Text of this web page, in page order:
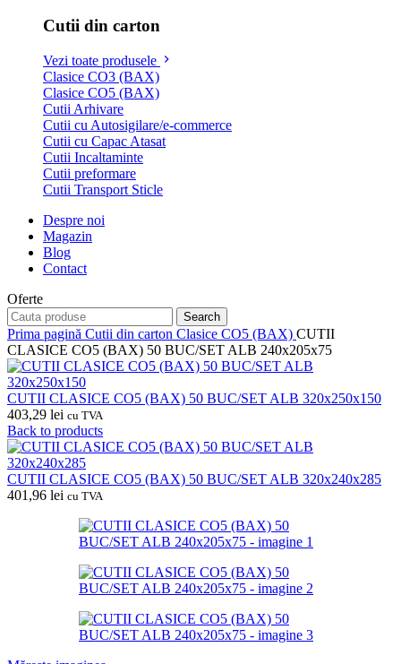
Cutii din carton
Vezi toate produsele
Clasice CO3 (BAX)
Clasice CO5 (BAX)
Cutii Arhivare
Cutii cu Autosigilare/e-commerce
Cutii cu Capac Atasat
Cutii Incaltaminte
Cutii preformare
Cutii Transport Sticle
Despre noi
Magazin
Blog
Contact
Oferte
Search
Prima pagină Cutii din carton Clasice CO5 (BAX) CUTII
CLASICE CO5 (BAX) 50 BUC/SET ALB 240x205x75
CUTII CLASICE CO5 (BAX) 50 BUC/SET ALB 320x250x150
403,29 lei cu TVA
Back to products
CUTII CLASICE CO5 (BAX) 50 BUC/SET ALB 320x240x285
401,96 lei cu TVA